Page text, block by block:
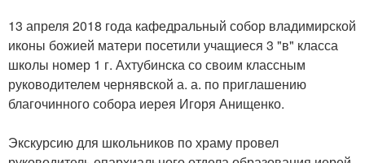
13 апреля 2018 года кафедральный собор владимирской
иконы божией матери посетили учащиеся 3 "в" класса
школы номер 1 г. Ахтубинска со своим классным
руководителем чернявской а. а. по приглашению
благочинного собора иерея Игоря Анищенко.
Экскурсию для школьников по храму провел